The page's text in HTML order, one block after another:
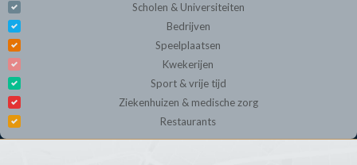
Scholen & Universiteiten
Bedrijven
Speelplaatsen
Kwekerijen
Sport & vrije tijd
Ziekenhuizen & medische zorg
Restaurants